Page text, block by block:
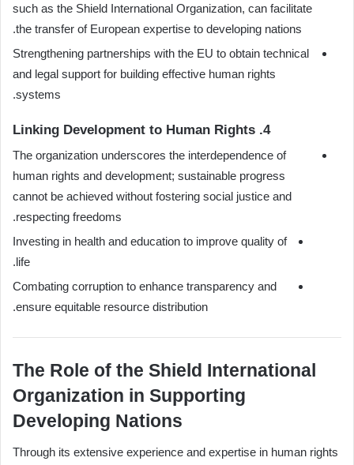
such as the Shield International Organization, can facilitate
the transfer of European expertise to developing nations.
Strengthening partnerships with the EU to obtain technical
and legal support for building effective human rights
systems.
4. Linking Development to Human Rights
The organization underscores the interdependence of
human rights and development; sustainable progress
cannot be achieved without fostering social justice and
respecting freedoms.
Investing in health and education to improve quality of
life.
Combating corruption to enhance transparency and
ensure equitable resource distribution.
The Role of the Shield International
Organization in Supporting
Developing Nations
Through its extensive experience and expertise in human rights